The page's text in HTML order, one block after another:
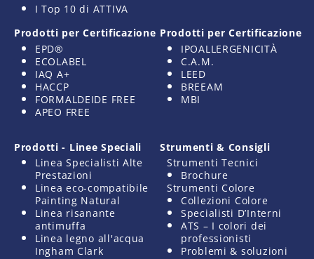
I Top 10 di ATTIVA
Prodotti per Certificazione
EPD®
ECOLABEL
IAQ A+
HACCP
FORMALDEIDE FREE
APEO FREE
Prodotti per Certificazione
IPOALLERGENICITÀ
C.A.M.
LEED
BREEAM
MBI
Prodotti - Linee Speciali
Linea Specialisti Alte
Prestazioni
Linea eco-compatibile
Painting Natural
Linea risanante
antimuffa
Linea legno all'acqua
Ingham Clark
Strumenti & Consigli
Strumenti Tecnici
Brochure
Strumenti Colore
Collezioni Colore
Specialisti D’Interni
ATS – I colori dei
professionisti
Problemi & soluzioni